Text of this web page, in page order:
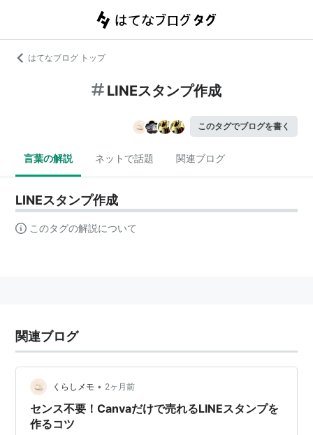
はてなブログ トップ
LINEスタンプ作成
このタグでブログを書く
言葉の解説 ネットで話題 関連ブログ
LINEスタンプ作成
このタグの解説について
関連ブログ
くらしメモ • 2ヶ月前
センス不要！Canvaだけで売れるLINEスタンプを
作るコツ